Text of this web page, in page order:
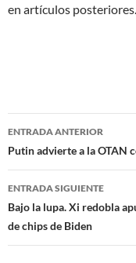
en artículos posteriores.
Navegación
de
entradas
ENTRADA ANTERIOR
Putin advierte a la OTAN
ENTRADA SIGUIENTE
Bajo la lupa. Xi redobla
de chips de Biden